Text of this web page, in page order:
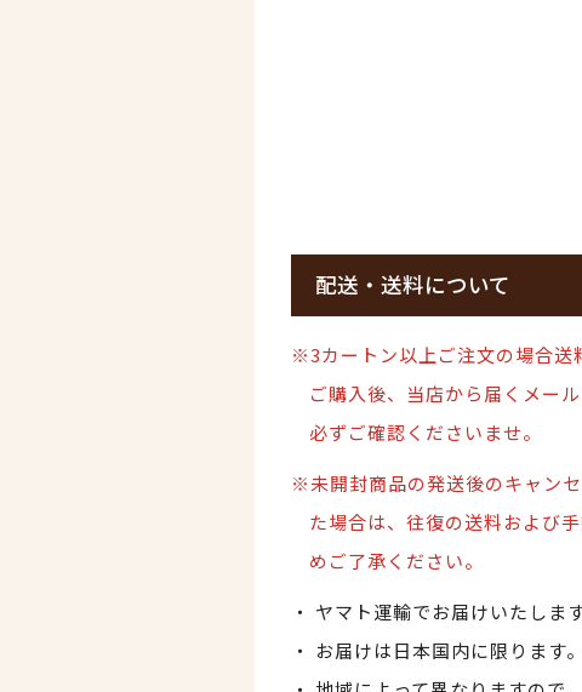
配送・送料について
※3カートン以上ご注文の場合送
ご購入後、当店から届くメー
必ずご確認くださいませ。
※未開封商品の発送後のキャン
た場合は、 往復の送料および
めご了承ください。
ヤマト運輸でお届けいたします
お届けは日本国内に限ります。